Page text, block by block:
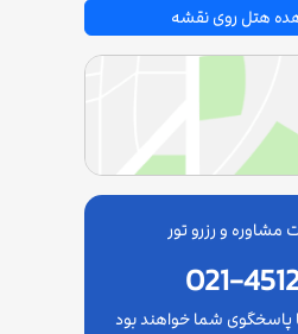
هتل روی نقشه
مشاوره و رزرو تور
021-
پاسخگوی شما خواهند بود